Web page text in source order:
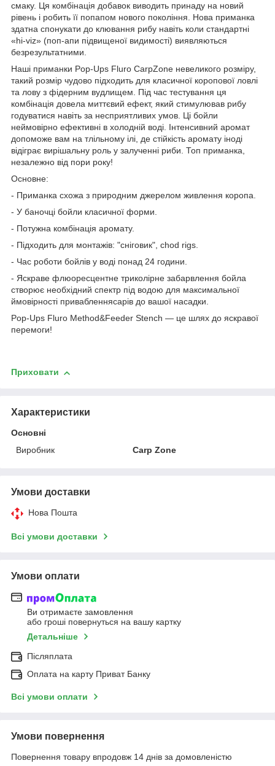
смаку. Ця комбінація добавок виводить принаду на новий
рівень і робить її попапом нового покоління. Нова приманка
здатна спонукати до клювання рибу навіть коли стандартні
«hi-viz» (поп-апи підвищеної видимості) виявляються
безрезультатними.
Наші приманки Pop-Ups Fluro CarpZone невеликого розміру,
такий розмір чудово підходить для класичної коропової ловлі
та лову з фідерним вудлищем. Під час тестування ця
комбінація довела миттєвий ефект, який стимулював рибу
годуватися навіть за несприятливих умов. Ці бойли
неймовірно ефективні в холодній воді. Інтенсивний аромат
допоможе вам на тлільному ілі, де стійкість аромату іноді
відіграє вирішальну роль у залученні риби. Топ приманка,
незалежно від пори року!
Основне:
- Приманка схожа з природним джерелом живлення коропа.
- У баночці бойли класичної форми.
- Потужна комбінація аромату.
- Підходить для монтажів: "сніговик", chod rigs.
- Час роботи бойлів у воді понад 24 години.
- Яскраве флюоресцентне триколірне забарвлення бойла
створює необхідний спектр під водою для максимальної
ймовірності привабленнясарів до вашої насадки.
Pop-Ups Fluro Method&Feeder Stench — це шлях до яскравої
перемоги!
Приховати
Характеристики
Основні
Виробник
Carp Zone
Умови доставки
Нова Пошта
Всі умови доставки
Умови оплати
Ви отримаєте замовлення
або гроші повернуться на вашу картку
Детальніше
Післяплата
Оплата на карту Приват Банку
Всі умови оплати
Умови повернення
Повернення товару впродовж 14 днів за домовленістю